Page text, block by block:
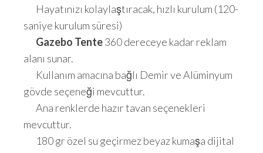
Hayatınızı kolaylaştıracak, hızlı kurulum (120-
saniye kurulum süresi)
Gazebo Tente360 dereceye kadar reklam
alanı sunar.
Kullanım amacına bağlı Demir ve Alüminyum
gövde seçeneği mevcuttur.
Ana renklerde hazır tavan seçenekleri
mevcuttur.
180 gr özel su geçirmez beyaz kumaşa dijital